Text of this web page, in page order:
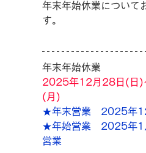
年末年始休業について
す。
年末年始休業
2025年12月28日(日)
(月)
★年末営業　2025年
★年始営業　2025年1
営業